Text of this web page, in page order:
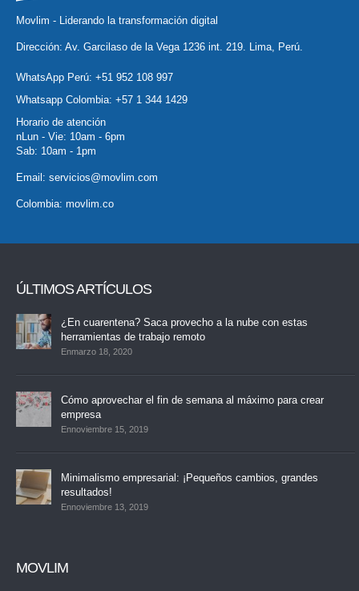
Movlim - Liderando la transformación digital
Dirección: Av. Garcilaso de la Vega 1236 int. 219. Lima, Perú.
WhatsApp Perú: +51 952 108 997
Whatsapp Colombia: +57 1 344 1429
Horario de atención
nLun - Vie: 10am - 6pm
Sab: 10am - 1pm
Email: servicios@movlim.com
Colombia: movlim.co
ÚLTIMOS ARTÍCULOS
¿En cuarentena? Saca provecho a la nube con estas
herramientas de trabajo remoto
Enmarzo 18, 2020
Cómo aprovechar el fin de semana al máximo para crear
empresa
Ennoviembre 15, 2019
Minimalismo empresarial: ¡Pequeños cambios, grandes
resultados!
Ennoviembre 13, 2019
MOVLIM